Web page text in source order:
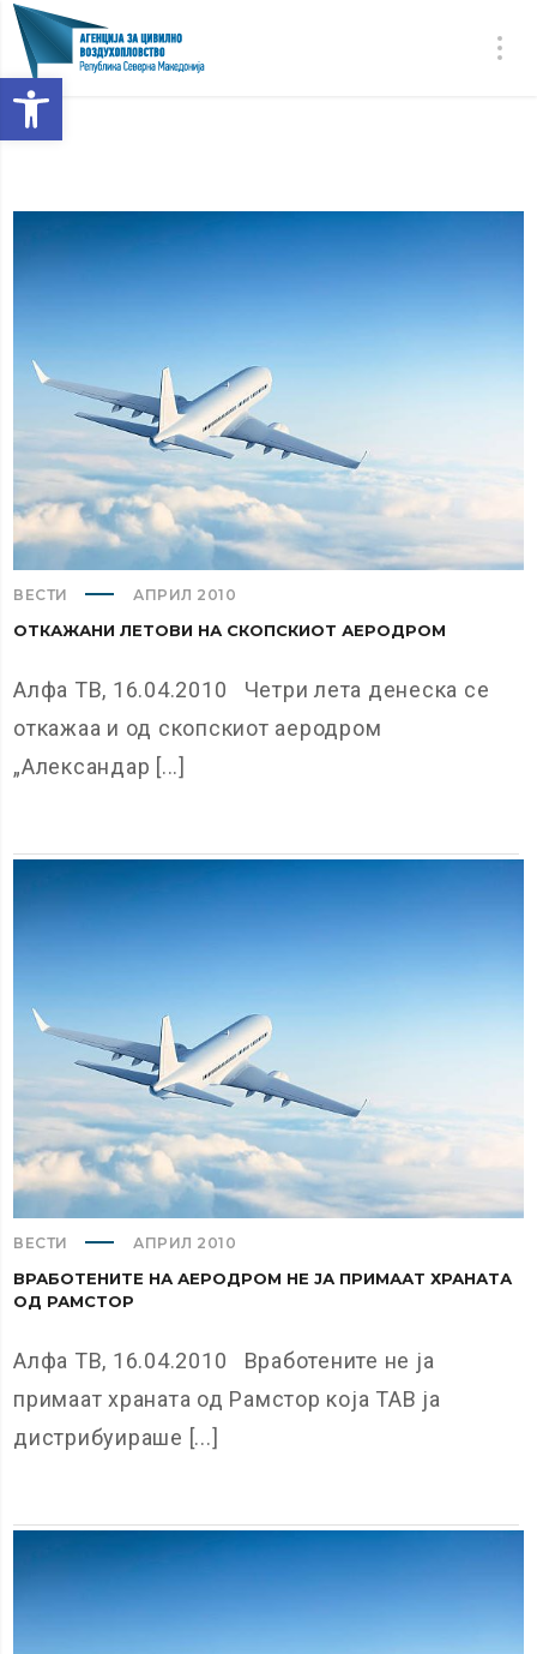
Open toolbar
ВЕСТИ АПРИЛ 2010
ОТКАЖАНИ ЛЕТОВИ НА СКОПСКИОТ АЕРОДРОМ
Алфа ТВ, 16.04.2010 Четри лета денеска се
откажаа и од скопскиот аеродром
„Александар [...]
ВЕСТИ АПРИЛ 2010
ВРАБОТЕНИТЕ НА АЕРОДРОМ НЕ ЈА ПРИМААТ ХРАНАТА
ОД РАМСТОР
Алфа ТВ, 16.04.2010 Вработените не ја
примаат храната од Рамстор која ТАВ ја
дистрибуираше [...]